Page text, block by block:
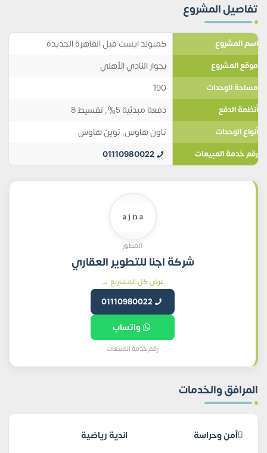
تفاصيل المشروع
اسم المشروع كمبوند ايست فيل القاهرة الجديدة
موقع المشروع بجوار النادي الأهلي
مساحة الوحدات 190
أنظمة الدفع دفعة مبدئية 5%, تقسيط 8
أنواع الوحدات تاون هاوس,توين هاوس
رقم خدمة المبيعات 01110980022
المطور
شركة اجنا للتطوير العقاري
عرض كل المشاريع →
01110980022
واتساب
رقم خدمة المبيعات
المرافق والخدمات
أمن وحراسة
اندية رياضية